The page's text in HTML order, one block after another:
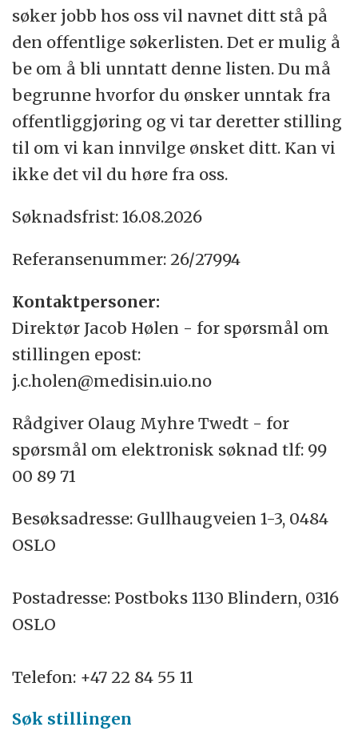
søker jobb hos oss vil navnet ditt stå på
den offentlige søkerlisten. Det er mulig å
be om å bli unntatt denne listen. Du må
begrunne hvorfor du ønsker unntak fra
offentliggjøring og vi tar deretter stilling
til om vi kan innvilge ønsket ditt. Kan vi
ikke det vil du høre fra oss.
Søknadsfrist: 16.08.2026
Referansenummer: 26/27994
Kontaktpersoner:
Direktør Jacob Hølen - for spørsmål om
stillingen epost:
j.c.holen@medisin.uio.no
Rådgiver Olaug Myhre Twedt - for
spørsmål om elektronisk søknad tlf: 99
00 89 71
Besøksadresse: Gullhaugveien 1-3, 0484
OSLO
Postadresse: Postboks 1130 Blindern, 0316
OSLO
Telefon: +47 22 84 55 11
Søk stillingen